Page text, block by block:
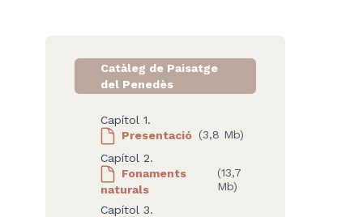
Catàleg de Paisatge
del Penedès
Capítol 1.
Presentació (3,8 Mb)
Capítol 2.
Fonaments
naturals
(13,7
Mb)
Capítol 3.